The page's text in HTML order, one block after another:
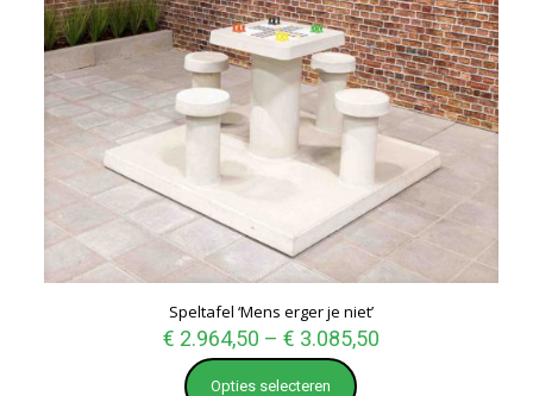
Speltafel ‘Mens erger je niet’
€ 2.964,50 – € 3.085,50
Opties selecteren